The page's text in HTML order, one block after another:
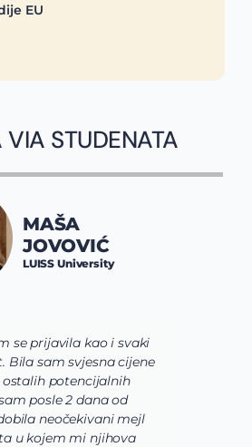
EU
VIA STUDENATA
prijavila kao i svaki
sam svjesna cijene
potencijalnih
posle 2 dana od
neočekivani mejl
kojem mi njihova
MAŠA
JOVOVIĆ
LUISS University